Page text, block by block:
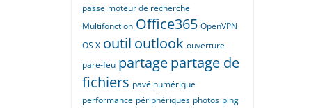
passe moteur de recherche
Multifonction Office365 OpenVPN
OS X outil outlook ouverture
pare-feu partagepartage de
fichiers pavé numérique
performance périphériques photos ping